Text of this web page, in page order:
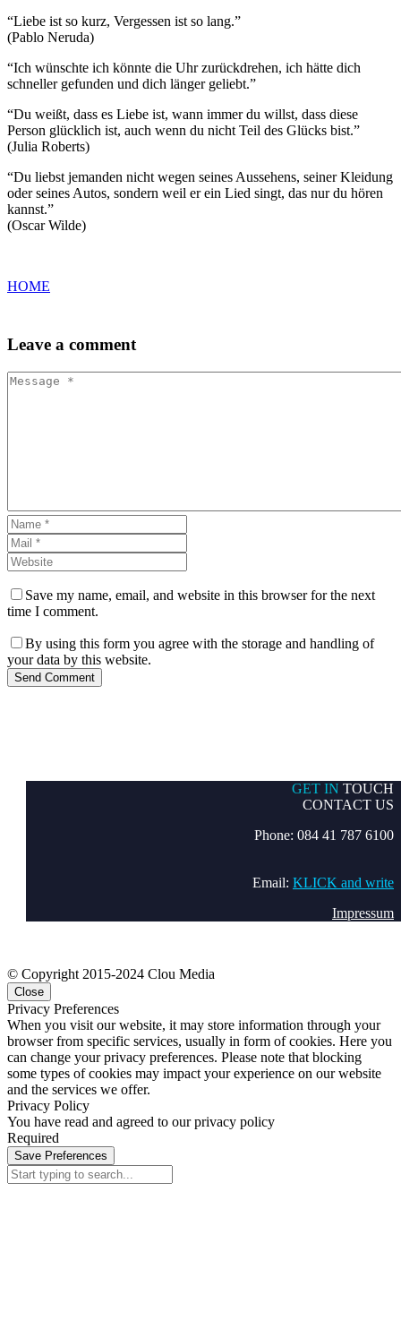
“Liebe ist so kurz, Vergessen ist so lang.”
(Pablo Neruda)
“Ich wünschte ich könnte die Uhr zurückdrehen, ich hätte dich
schneller gefunden und dich länger geliebt.”
“Du weißt, dass es Liebe ist, wann immer du willst, dass diese
Person glücklich ist, auch wenn du nicht Teil des Glücks bist.”
(Julia Roberts)
“Du liebst jemanden nicht wegen seines Aussehens, seiner Kleidung
oder seines Autos, sondern weil er ein Lied singt, das nur du hören
kannst.”
(Oscar Wilde)
HOME
Leave a comment
Save my name, email, and website in this browser for the next
time I comment.
By using this form you agree with the storage and handling of
your data by this website.
Send Comment
GET IN TOUCH
CONTACT US
Phone: 084 41 787 6100
Email: KLICK and write
Impressum
© Copyright 2015-2024 Clou Media
Close
Privacy Preferences
When you visit our website, it may store information through your
browser from specific services, usually in form of cookies. Here you
can change your privacy preferences. Please note that blocking
some types of cookies may impact your experience on our website
and the services we offer.
Privacy Policy
You have read and agreed to our privacy policy
Required
Save Preferences